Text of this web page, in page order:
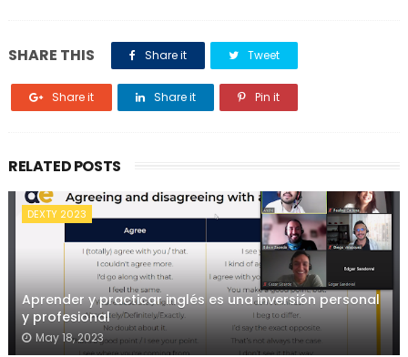
SHARE THIS Share it Tweet
Share it Share it Pin it
RELATED POSTS
DEXTY 2023
Aprender y practicar inglés es una inversión personal
y profesional
May 18, 2023